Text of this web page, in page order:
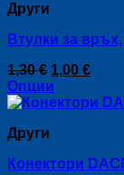
the
product
page
multiple
The
may
be
chosen
the
product
page
Други
Втулки за
1,30€ Original
price
was:
1,00 €
е:
Опции
This
has
variants.
Други
Конектори